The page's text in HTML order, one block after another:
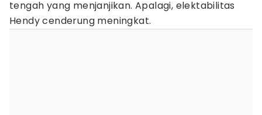
tengah yang menjanjikan. Apalagi, elektabilitas
Hendy cenderung meningkat.